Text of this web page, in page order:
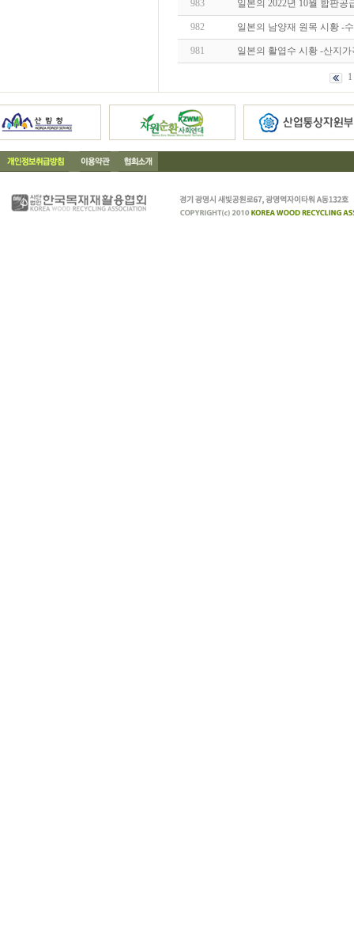
983 일본의 2022년 10월 합판
982 일본의 남양재 원목 시황 -
981 일본의 활엽수 시황 -산지
1